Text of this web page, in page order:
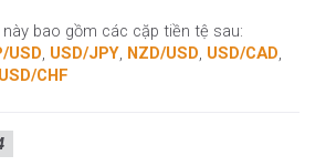
này bao gồm các cặp tiền tệ sau:
USD, USD/JPY, NZD/USD, USD/CAD,
USD/CHF